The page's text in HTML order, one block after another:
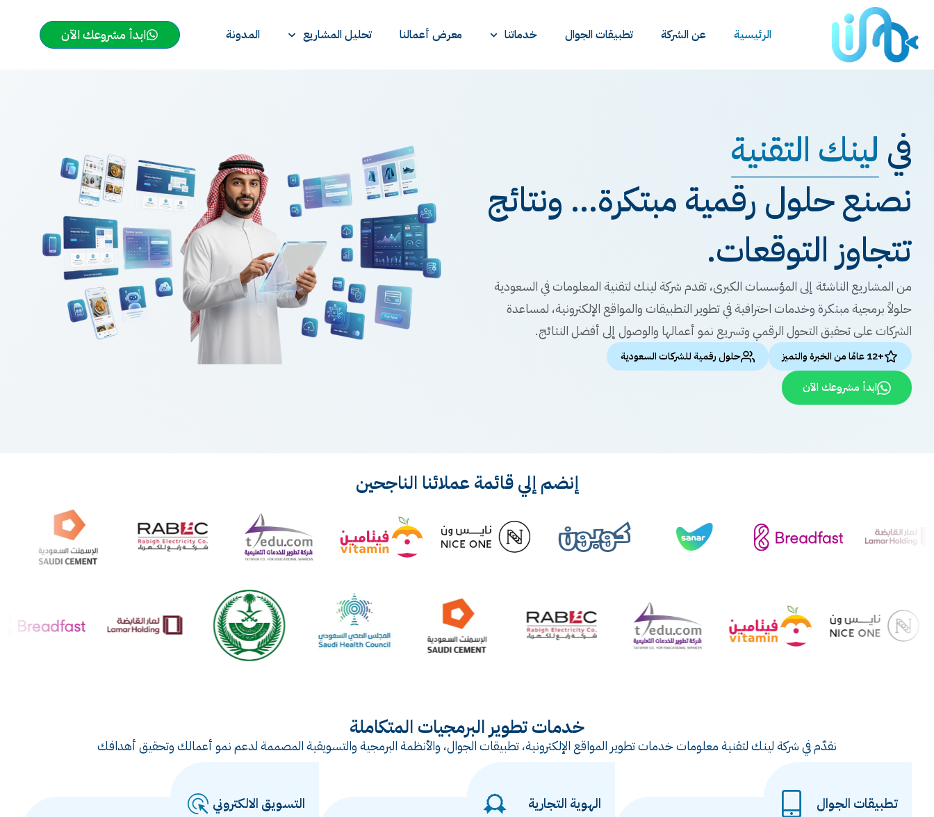
الرئيسية عن الشركة تطبيقات الجوال خدماتنا معرض أعمالنا تحليل المشاريع المدونة ابدأ مشروعك الآن
في لينك التقنية
نصنع حلول رقمية مبتكرة... ونتائج
تتجاوز التوقعات.
من المشاريع الناشئة إلى المؤسسات الكبرى، تقدم شركة لينك لتقنية المعلومات في السعودية
حلولاً برمجية مبتكرة وخدمات احترافية في تطوير التطبيقات والمواقع الإلكترونية، لمساعدة
الشركات على تحقيق التحول الرقمي وتسريع نمو أعمالها والوصول إلى أفضل النتائج.
+12 عامًا من الخبرة والتميز حلول رقمية للشركات السعودية
ابدأ مشروعك الآن
إنضم إلي قائمة عملائنا الناجحين
خدمات تطوير البرمجيات المتكاملة
نقدّم في شركة لينك لتقنية معلومات خدمات تطوير المواقع الإلكترونية، تطبيقات الجوال، والأنظمة البرمجية والتسويقية المصممة لدعم نمو أعمالك وتحقيق أهدافك
تطبيقات الجوال الهوية التجارية التسويق الالكتروني